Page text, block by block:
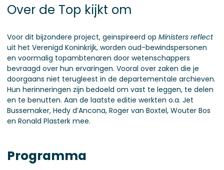
Over de Top kijkt om
Voor dit bijzondere project, geïnspireerd op Ministers reflect
uit het Verenigd Koninkrijk, worden oud-bewindspersonen
en voormalig topambtenaren door wetenschappers
bevraagd over hun ervaringen. Vooral over zaken die je
doorgaans niet terugleest in de departementale archieven.
Hun herinneringen zijn bedoeld om vast te leggen, te delen
en te benutten. Aan de laatste editie werkten o.a. Jet
Bussemaker, Hedy d’Ancona, Roger van Boxtel, Wouter Bos
en Ronald Plasterk mee.
Programma